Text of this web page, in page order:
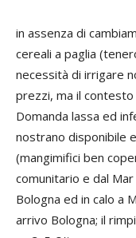
in assenza di
cereali a paglia
necessità di irrigare
prezzi, ma il
Domanda lassa ed
nostrano disponibile
(mangimifici ben
comunitario e dal
Bologna ed in calo a
arrivo Bologna; il